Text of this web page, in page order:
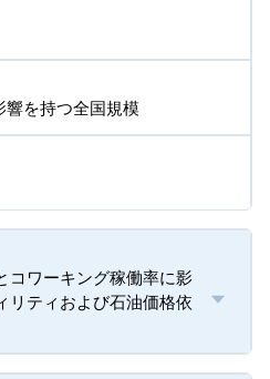
を持つ全国規模
コワーキング稼働率に影
リティおよび石油価格依